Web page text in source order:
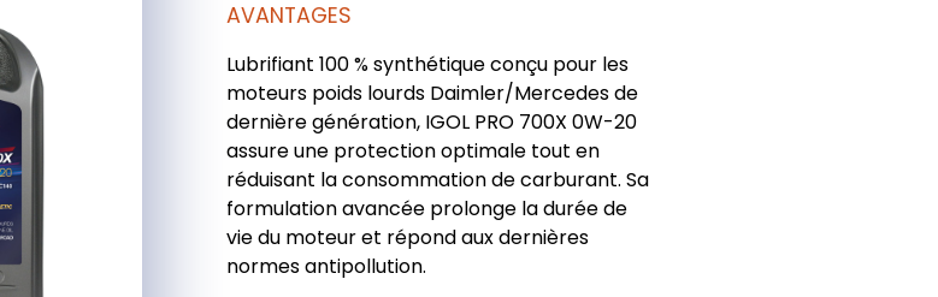
AVANTAGES
Lubrifiant 100 % synthétique conçu pour les
moteurs poids lourds Daimler/Mercedes de
dernière génération, IGOL PRO 700X 0W-20
assure une protection optimale tout en
réduisant la consommation de carburant. Sa
formulation avancée prolonge la durée de
vie du moteur et répond aux dernières
normes antipollution.